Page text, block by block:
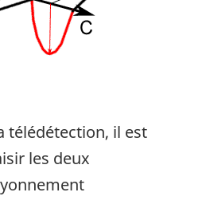
télédétection, il est
les deux